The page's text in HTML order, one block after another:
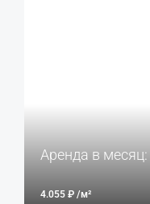
Аренда в месяц:
4.055 ₽ /м²